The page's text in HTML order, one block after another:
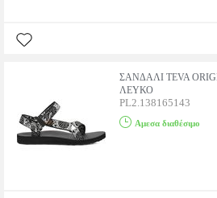
ΣΑΝΔΑΛΙ TEVA
ΛΕΥΚΟ
PL2.138165143
Αμεσα διαθέσιμο